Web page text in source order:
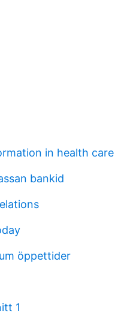
in health care
bankid
öppettider
1